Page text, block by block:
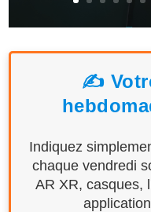
✍️
Indiquez
chaque vendredi
AR XR, casques,